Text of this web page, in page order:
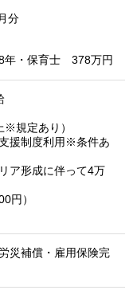
分
・保育士 378万円
※規定あり）
援制度利用※条件あ
ア形成に伴って4万
円）
災補償・雇用保険完